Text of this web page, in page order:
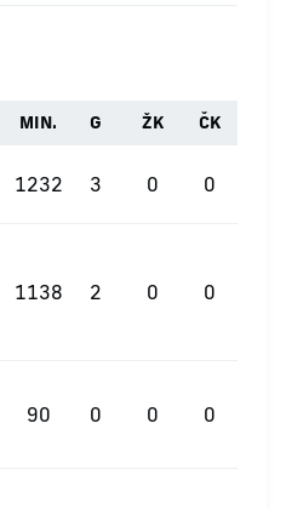
MIN. G ŽK ČK
1232 3 0 0
1138 2 0 0
90 0 0 0